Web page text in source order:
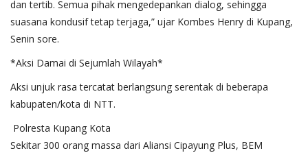
dan tertib. Semua pihak mengedepankan dialog, sehingga
suasana kondusif tetap terjaga,” ujar Kombes Henry di Kupang,
Senin sore.
*Aksi Damai di Sejumlah Wilayah*
Aksi unjuk rasa tercatat berlangsung serentak di beberapa
kabupaten/kota di NTT.
Polresta Kupang Kota
Sekitar 300 orang massa dari Aliansi Cipayung Plus, BEM